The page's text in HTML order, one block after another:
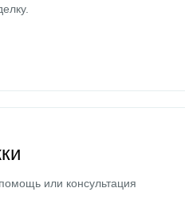
или консультация